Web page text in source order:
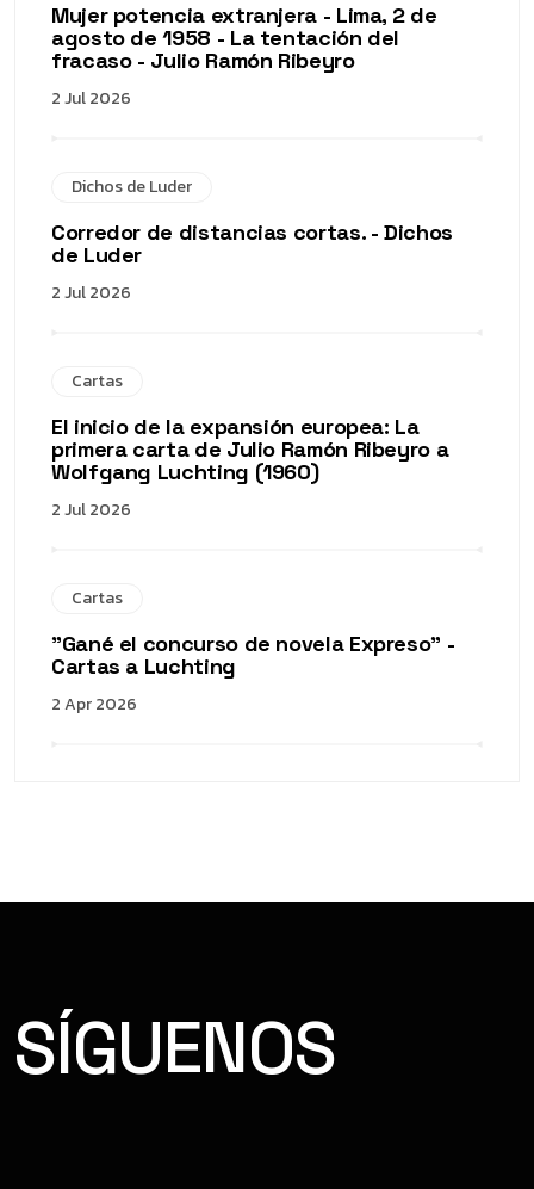
Mujer potencia extranjera - Lima, 2 de
agosto de 1958 - La tentación del
fracaso - Julio Ramón Ribeyro
2 Jul 2026
Dichos de Luder
Corredor de distancias cortas. - Dichos
de Luder
2 Jul 2026
Cartas
El inicio de la expansión europea: La
primera carta de Julio Ramón Ribeyro a
Wolfgang Luchting (1960)
2 Jul 2026
Cartas
"Gané el concurso de novela Expreso" -
Cartas a Luchting
2 Apr 2026
SÍGUENOS